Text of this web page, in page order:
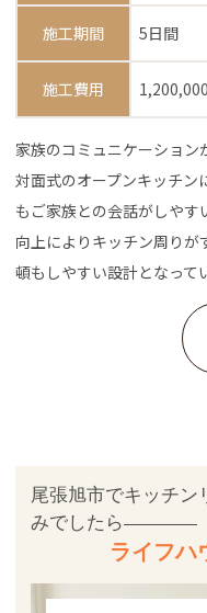
施工期間 5日間
施工費用
家族のコミュニケーション
対面式のオープンキッチン
もご家族との会話がしやす
向上によりキッチン周りが
頓もしやすい設計となって
尾張旭市でキッチン
みでしたら
ライフハ